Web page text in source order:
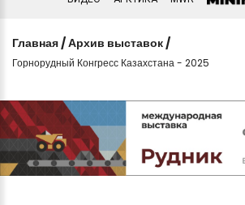
Главная /Архив выставок /
Горнорудный Конгресс Казахстана - 2025